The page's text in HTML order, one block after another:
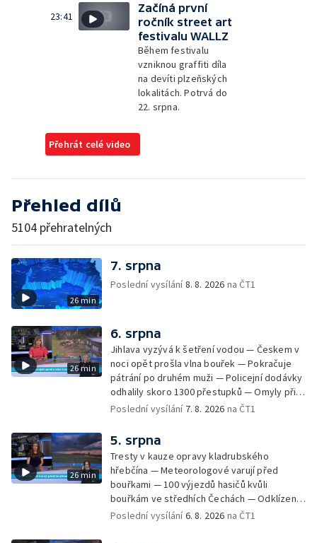
23:41
Začíná první
ročník street art
festivalu WALLZ
Během festivalu
vzniknou graffiti díla
na devíti plzeňských
lokalitách. Potrvá do
22. srpna.
Přehrát celé video
Přehled dílů
5104 přehratelných
26 min
7. srpna
Poslední vysílání8. 8. 2026 na ČT1
26 min
6. srpna
Jihlava vyzývá k šetření vodou — Českem v
noci opět prošla vlna bouřek — Pokračuje
pátrání po druhém muži — Policejní dodávky
odhalily skoro 1300 přestupků — Omyly při
nouzovém volání o pomoc — Hradec Králové
rekord v hromadném seskoku parašutistů —
Chovné rybníky na Českolipsku pustoší
vydry — Instalace nové sochy v Mariánských
Lázních — Sedmiletý trest za dotační
podvod s projektem Technologického parku
v Písku — Dětský tábor na Brutal Assault —
Turistická trasa Svatojánské proudy zůstává
Poslední vysílání 7. 8. 2026 na ČT1
26 min
5. srpna
Tresty v kauze opravy kladrubského
hřebčína — Meteorologové varují před
bouřkami — 100 výjezdů hasičů kvůli
bouřkám ve středhích Čechách — Odklízení
škod po bouřkách — Hasiči likvidovali
Poslední vysílání6. 8. 2026 na ČT1